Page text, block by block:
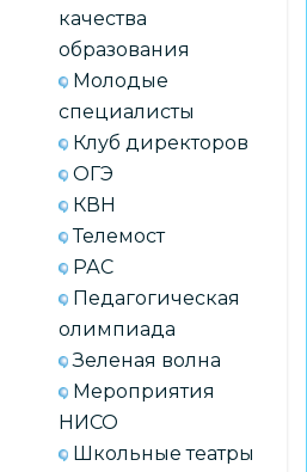
качества
образования
Молодые
специалисты
Клуб директоров
ОГЭ
КВН
Телемост
РАС
Педагогическая
олимпиада
Зеленая волна
Мероприятия
НИСО
Школьные театры